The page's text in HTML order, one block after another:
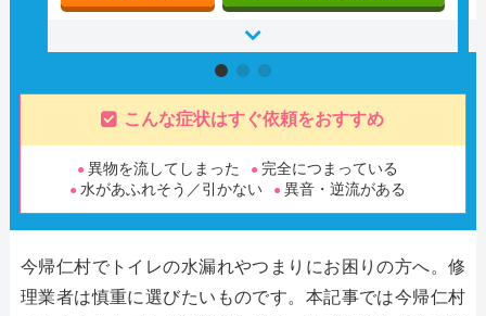
こんな症状はすぐ依頼をおすすめ
異物を流してしまった
完全につまっている
水があふれそう／引かない
異音・逆流がある
今帰仁村でトイレの水漏れやつまりにお困りの方へ。修
理業者は慎重に選びたいものです。本記事では今帰仁村